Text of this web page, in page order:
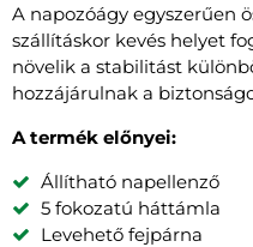
A napozóágy egyszerűen
szállításkor kevés helyet
növelik a stabilitást
hozzájárulnak a
A termék előnyei:
Állítható napellenző
5 fokozatú háttámla
Levehető fejpárna